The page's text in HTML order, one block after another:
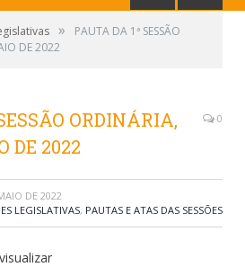
»
PAUTA DA 1ª SESSÃO
DE 2022
ORDINÁRIA,
DE 2022
0
DE 2022
LEGISLATIVAS, PAUTAS E ATAS DAS SESSÕES